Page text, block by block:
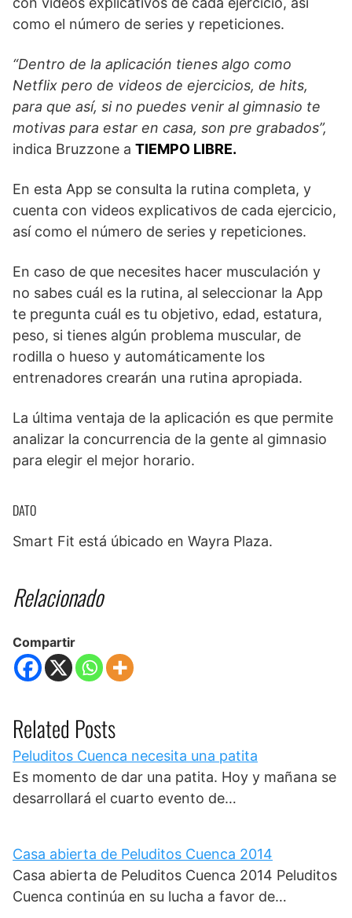
como el número de series y repeticiones.
“Dentro de la aplicación tienes algo como
Netflix pero de videos de ejercicios, de hits,
para que así, si no puedes venir al gimnasio te
motivas para estar en casa, son pre grabados”,
indica Bruzzone a TIEMPO LIBRE.
En esta App se consulta la rutina completa, y
cuenta con videos explicativos de cada ejercicio,
así como el número de series y repeticiones.
En caso de que necesites hacer musculación y
no sabes cuál es la rutina, al seleccionar la App
te pregunta cuál es tu objetivo, edad, estatura,
peso, si tienes algún problema muscular, de
rodilla o hueso y automáticamente los
entrenadores crearán una rutina apropiada.
La última ventaja de la aplicación es que permite
analizar la concurrencia de la gente al gimnasio
para elegir el mejor horario.
DATO
Smart Fit está úbicado en Wayra Plaza.
Relacionado
Compartir
Related Posts
Peluditos Cuenca necesita una patita
Es momento de dar una patita. Hoy y mañana se
desarrollará el cuarto evento de…
Casa abierta de Peluditos Cuenca 2014
Casa abierta de Peluditos Cuenca 2014 Peluditos
Cuenca continúa en su lucha a favor de…